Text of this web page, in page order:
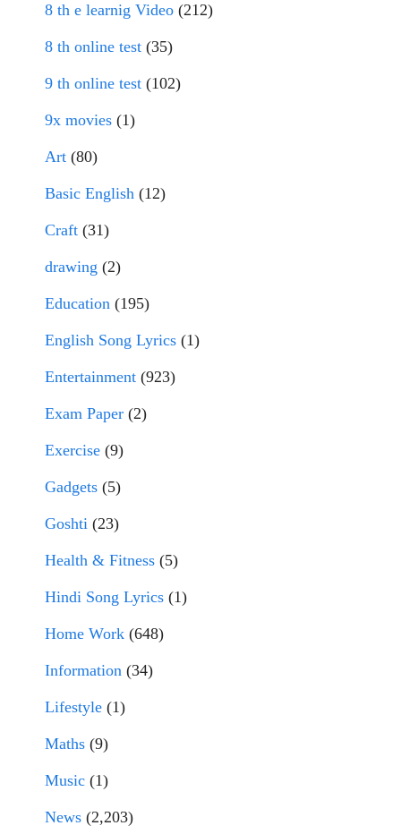
8 th e learnig Video (212)
8 th online test (35)
9 th online test (102)
9x movies (1)
Art (80)
Basic English (12)
Craft (31)
drawing (2)
Education (195)
English Song Lyrics (1)
Entertainment (923)
Exam Paper (2)
Exercise (9)
Gadgets (5)
Goshti (23)
Health & Fitness (5)
Hindi Song Lyrics (1)
Home Work (648)
Information (34)
Lifestyle (1)
Maths (9)
Music (1)
News (2,203)